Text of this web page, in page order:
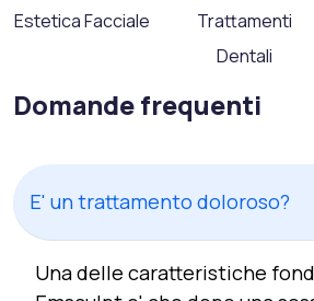
Estetica Facciale
Trattamenti
Dentali
Domande frequenti
E' un trattamento doloroso?
Una delle caratteristiche